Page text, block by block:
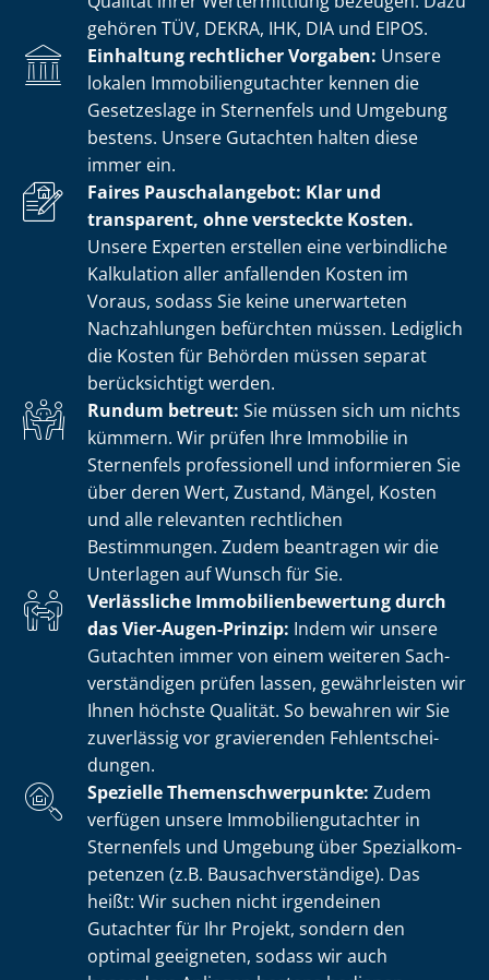
gehören TÜV, DEKRA, IHK, DIA und EIPOS.
Einhaltung rechtlicher Vorgaben: Unsere
lokalen Im­mo­bi­li­en­gut­ach­ter kennen die
Gesetzeslage in Sternenfels und Umgebung
bestens. Unsere Gutachten halten diese
immer ein.
Faires Pauschalangebot: Klar und
transparent, ohne versteckte Kosten.
Unsere Experten erstellen eine verbindliche
Kalkulation aller anfallenden Kosten im
Voraus, sodass Sie keine unerwarteten
Nachzahlungen befürchten müssen. Lediglich
die Kosten für Behörden müssen separat
berücksichtigt werden.
Rundum betreut: Sie müssen sich um nichts
kümmern. Wir prüfen Ihre Immobilie in
Sternenfels professionell und informieren Sie
über deren Wert, Zustand, Mängel, Kosten
und alle relevanten rechtlichen
Bestimmungen. Zudem beantragen wir die
Unterlagen auf Wunsch für Sie.
Verlässliche Im­mo­bi­li­en­be­wer­tung durch
das Vier-Augen-Prinzip: Indem wir unsere
Gutachten immer von einem weiteren Sach­
ver­stän­di­gen prüfen lassen, gewährleisten wir
Ihnen höchste Qualität. So bewahren wir Sie
zuverlässig vor gravierenden Fehl­ent­schei­
dun­gen.
Spezielle The­men­schwer­punk­te: Zudem
verfügen unsere Im­mo­bi­li­en­gut­ach­ter in
Sternenfels und Umgebung über Spe­zi­al­kom­
pe­ten­zen (z.B. Bau­sach­ver­stän­di­ge). Das
heißt: Wir suchen nicht irgendeinen
Gutachter für Ihr Projekt, sondern den
optimal geeigneten, sodass wir auch